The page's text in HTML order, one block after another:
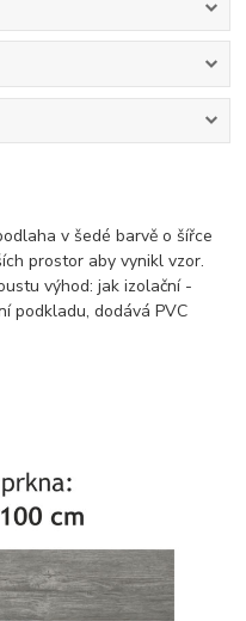
v šedé barvě o šířce
prostor aby vynikl vzor.
výhod: jak izolační -
podkladu, dodává PVC